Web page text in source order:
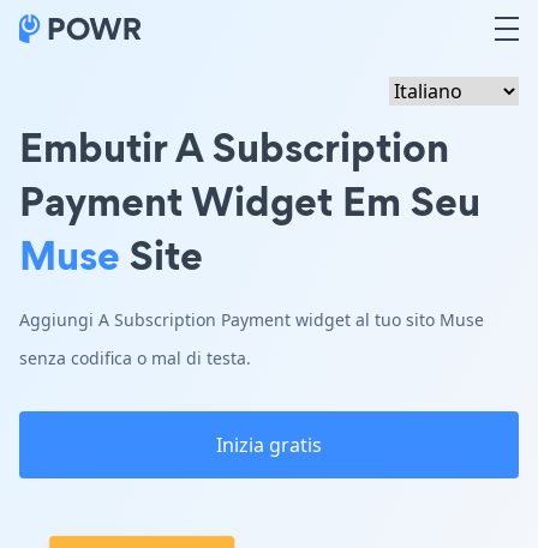
Embutir A Subscription
Payment Widget Em Seu
MuseSite
Aggiungi A Subscription Payment widget al tuo sito Muse
senza codifica o mal di testa.
Inizia gratis